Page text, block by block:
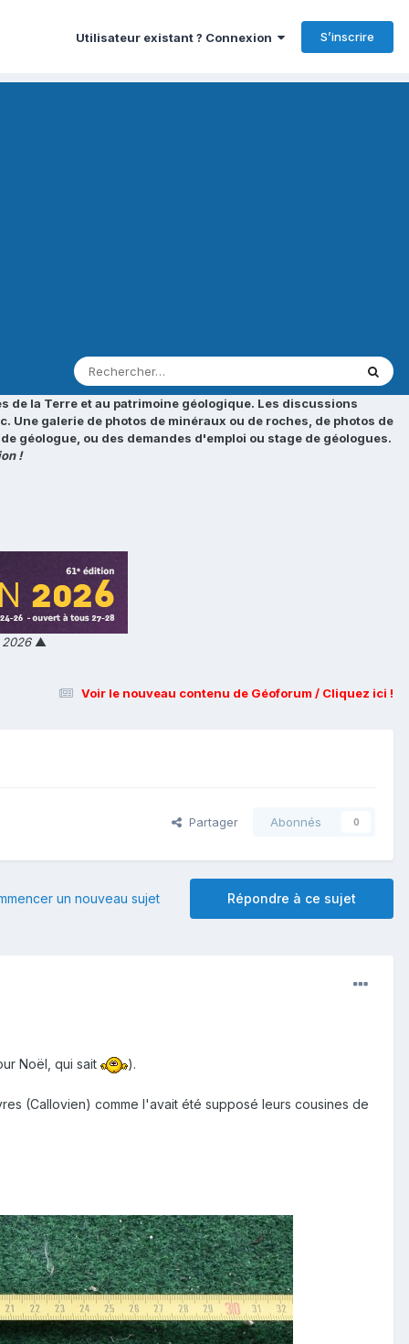
Utilisateur existant ? Connexion S’inscrire
de la Terre et au patrimoine géologique. Les discussions
galerie de photos de minéraux ou de roches, de photos de
géologue, ou des demandes d'emploi ou stage de géologues.
!
▲
Voir le nouveau contenu de Géoforum / Cliquez ici !
Partager Abonnés 0
Répondre à ce sujet
un nouveau sujet
Noël, qui sait
).
(Callovien) comme l'avait été supposé leurs cousines de